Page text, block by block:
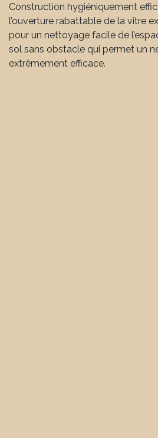
Construction hygiéniquement
l’ouverture rabattable de la vitre
pour un nettoyage facile de
sol sans obstacle qui permet un
extrêmement efficace.